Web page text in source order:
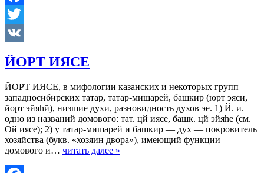
Facebook
Twitter
ЙОРТ ИЯСЕ
ЙОРТ ИЯСЕ, в мифологии казанских и некоторых групп
западносибирских татар, татар-мишарей, башкир (юрт эяси,
йорт эйяhй), низшие духи, разновидность духов эе. 1) Й. и. —
одно из названий домового: тат. цй иясе, башк. цй эйяhе (см.
Ой иясе); 2) у татар-мишарей и башкир — дух — покровитель
хозяйства (букв. «хозяин двора»), имеющий функции
домового и… читать далее »